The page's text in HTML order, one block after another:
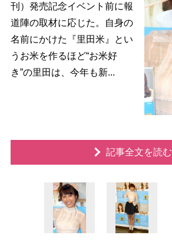
刊）発売記念イベント前に報
道陣の取材に応じた。自身の
名前にかけた『里田米』とい
うお米を作るほど“お米好
き”の里田は、今年も新...
記事全文を読む